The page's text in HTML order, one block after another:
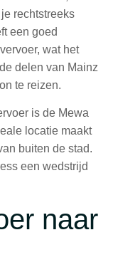
rechtstreeks
een goed
wat het
delen van Mainz
te reizen.
is de Mewa
locatie maakt
buiten de stad.
een wedstrijd
naar